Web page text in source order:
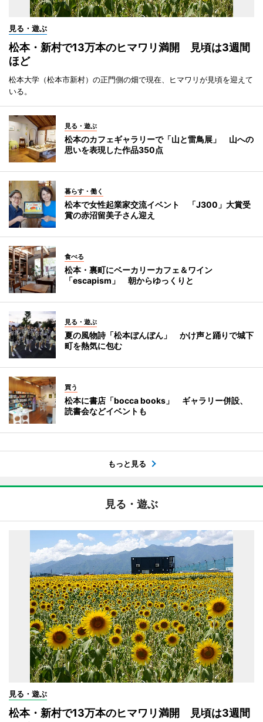
見る・遊ぶ
松本・新村で13万本のヒマワリ満開 見頃は3週間
ほど
松本大学（松本市新村）の正門側の畑で現在、ヒマワリが見頃を迎えて
いる。
見る・遊ぶ
松本のカフェギャラリーで「山と雷鳥展」 山への
思いを表現した作品350点
暮らす・働く
松本で女性起業家交流イベント 「J300」大賞受
賞の赤沼留美子さん迎え
食べる
松本・裏町にベーカリーカフェ＆ワイン
「escapism」 朝からゆっくりと
見る・遊ぶ
夏の風物詩「松本ぼんぼん」 かけ声と踊りで城下
町を熱気に包む
買う
松本に書店「bocca books」 ギャラリー併設、
読書会などイベントも
もっと見る
見る・遊ぶ
見る・遊ぶ
松本・新村で13万本のヒマワリ満開 見頃は3週間